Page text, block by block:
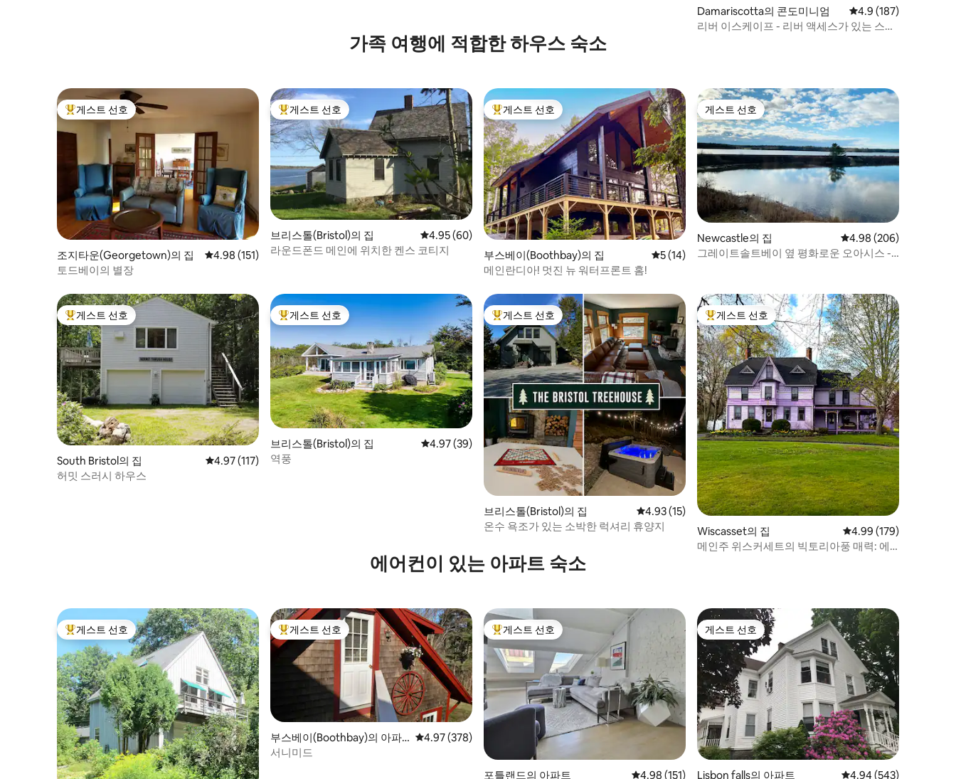
Damariscotta의 콘도미니엄 평점 4.9점(5점 만점),
4.9 (187)
리버 이스케이프 - 리버 액세스가 있는 스튜
가족 여행에 적합한 하우스 숙소
상위 게스트 선호
게스트 선호
조지타운(Georgetown)의 집 평점 4.98점(5점 만점), 후기 151개
4.98 (151)
토드베이의 별장
상위 게스트 선호
게스트 선호
브리스톨(Bristol)의 집 평점 4.95점(5점 만점), 후기 60개
4.95 (60)
라운드폰드 메인에 위치한 켄스 코티지
상위 게스트 선호
게스트 선호
부스베이(Boothbay)의 집 평점 5점(5점 만점), 후기 14개
5 (14)
메인란디아! 멋진 뉴 워터프론트 홈!
게스트 선호
게스트 선호
Newcastle의 집 평점 4.98점(5점 만점),
4.98 (206)
그레이트솔트베이 옆 평화로운 오아시스 -
상위 게스트 선호
게스트 선호
South Bristol의 집 평점 4.97점(5점 만점), 후기 117개
4.97 (117)
허밋 스러시 하우스
상위 게스트 선호
게스트 선호
브리스톨(Bristol)의 집 평점 4.97점(5점 만점), 후기 39개
4.97 (39)
역풍
상위 게스트 선호
게스트 선호
브리스톨(Bristol)의 집 평점 4.93점(5점 만점), 후기 15개
4.93 (15)
온수 욕조가 있는 소박한 럭셔리 휴양지
상위 게스트 선호
게스트 선호
Wiscasset의 집 평점 4.99점(5점 만점),
4.99 (179)
메인주 위스커세트의 빅토리아풍 매력: 에
에어컨이 있는 아파트 숙소
상위 게스트 선호
게스트 선호 상위 게스트 선호
게스트 선호
부스베이(Boothbay)의 아파
트
평점 4.97점(5점 만점), 후기 378개
4.97 (378)
서니미드
상위 게스트 선호
게스트 선호
포틀랜드의 아파트 평점 4.98점(5점 만점), 후기 151개
4.98 (151)
게스트 선호
게스트 선호
Lisbon falls의 아파트 평점 4.94점(5점 만점),
4.94 (543)